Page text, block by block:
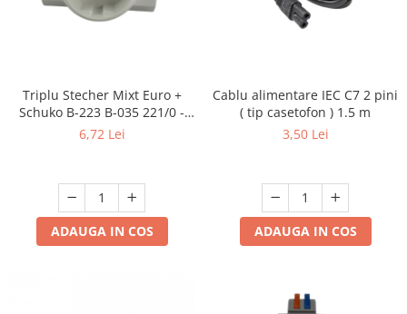
Triplu Stecher Mixt Euro +
Schuko B-223 B-035 221/0 -
Multiplicator Priză 3 Ieșiri
6,72 Lei
ADAUGA IN COS
Cablu alimentare IEC C7 2 pini
( tip casetofon ) 1.5 m
3,50 Lei
ADAUGA IN COS